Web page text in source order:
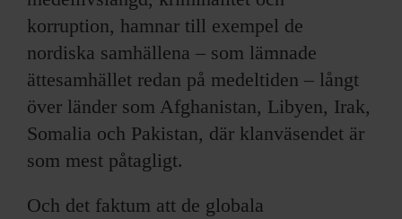
korruption, hamnar till exempel de
nordiska samhällena – som lämnade
ättesamhället redan på medeltiden – långt
över länder som Afghanistan, Libyen, Irak,
Somalia och Pakistan, där klanväsendet är
som mest påtagligt.
Och det faktum att de globala